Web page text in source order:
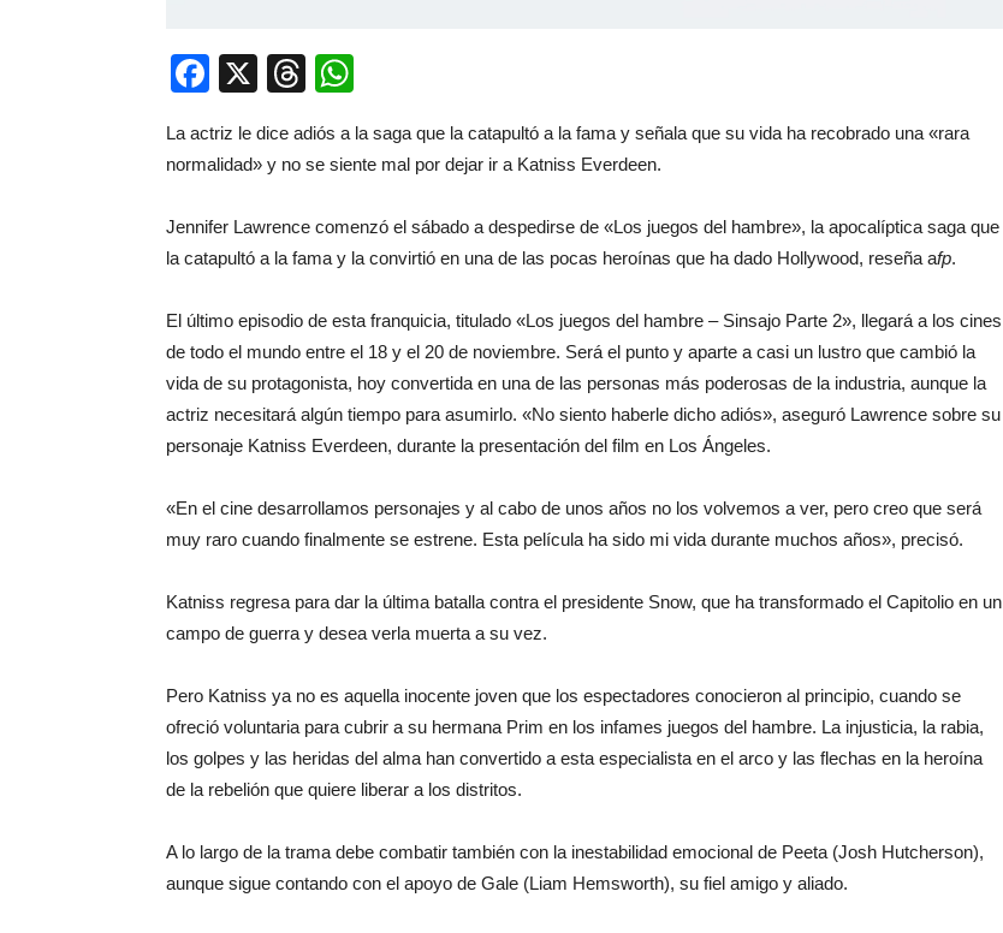
Facebook
X Threads
La actriz le dice adiós a la saga que la catapultó a la fama y señala que su vida ha recobrado una «rara
normalidad» y no se siente mal por dejar ir a Katniss Everdeen.
Jennifer Lawrence comenzó el sábado a despedirse de «Los juegos del hambre», la apocalíptica saga que
la catapultó a la fama y la convirtió en una de las pocas heroínas que ha dado Hollywood, reseña afp.
El último episodio de esta franquicia, titulado «Los juegos del hambre – Sinsajo Parte 2», llegará a los cines
de todo el mundo entre el 18 y el 20 de noviembre. Será el punto y aparte a casi un lustro que cambió la
vida de su protagonista, hoy convertida en una de las personas más poderosas de la industria, aunque la
actriz necesitará algún tiempo para asumirlo. «No siento haberle dicho adiós», aseguró Lawrence sobre su
personaje Katniss Everdeen, durante la presentación del film en Los Ángeles.
«En el cine desarrollamos personajes y al cabo de unos años no los volvemos a ver, pero creo que será
muy raro cuando finalmente se estrene. Esta película ha sido mi vida durante muchos años», precisó.
Katniss regresa para dar la última batalla contra el presidente Snow, que ha transformado el Capitolio en un
campo de guerra y desea verla muerta a su vez.
Pero Katniss ya no es aquella inocente joven que los espectadores conocieron al principio, cuando se
ofreció voluntaria para cubrir a su hermana Prim en los infames juegos del hambre. La injusticia, la rabia,
los golpes y las heridas del alma han convertido a esta especialista en el arco y las flechas en la heroína
de la rebelión que quiere liberar a los distritos.
A lo largo de la trama debe combatir también con la inestabilidad emocional de Peeta (Josh Hutcherson),
aunque sigue contando con el apoyo de Gale (Liam Hemsworth), su fiel amigo y aliado.